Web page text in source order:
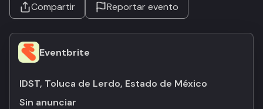
Compartir Reportar evento
Eventbrite
IDST, Toluca de Lerdo, Estado de México
Sin anunciar